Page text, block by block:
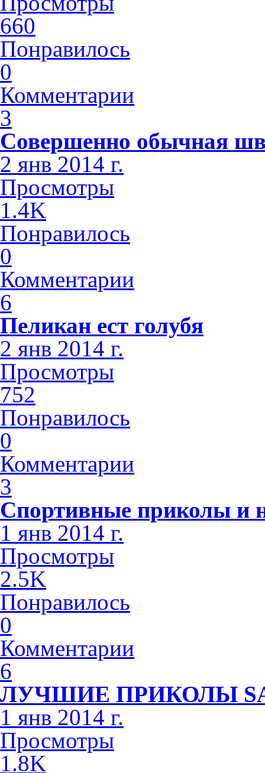
660
Понравилось
0
Комментарии
3
Совершенно обычная
2 янв 2014 г.
Просмотры
1.4K
Понравилось
0
Комментарии
6
Пеликан ест голубя
2 янв 2014 г.
Просмотры
752
Понравилось
0
Комментарии
3
Спортивные приколы и
1 янв 2014 г.
Просмотры
2.5K
Понравилось
0
Комментарии
6
ЛУЧШИЕ ПРИКОЛЫ
1 янв 2014 г.
Просмотры
1.8K